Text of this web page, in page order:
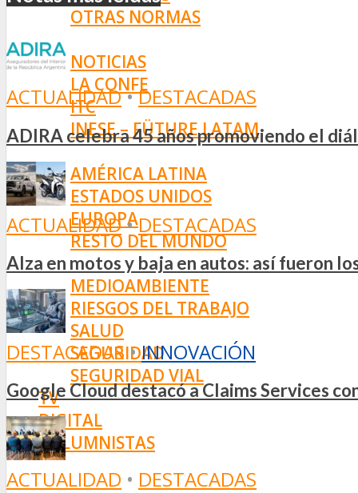
OTRAS NORMAS
INNOVACIÓN
NOTICIAS
LA CONFE
ITC
INESE – FÜTURE LATAM
INTERNACIONALES
AMÉRICA LATINA
ESTADOS UNIDOS
EUROPA
RESTO DEL MUNDO
PREVENCIÓN
MEDIOAMBIENTE
RIESGOS DEL TRABAJO
SALUD
SEGURIDAD
SEGURIDAD VIAL
TV
DIGITAL
COLUMNISTAS
ESTADÍSTICAS
ACTUALIDAD•DESTACADAS
ADIRA celebra 45 años promoviendo el
ACTUALIDAD• DESTACADAS
Alza en motos y baja en autos: así fueron
DESTACADAS •INNOVACIÓN
Google Cloud destacó a Claims Services
ACTUALIDAD • DESTACADAS